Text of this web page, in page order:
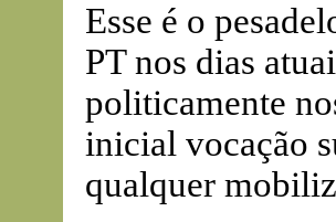
Esse é o
PT nos dias
politicamente
inicial vocação
qualquer